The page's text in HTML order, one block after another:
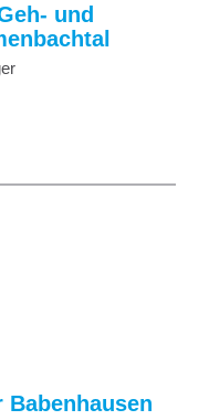
und